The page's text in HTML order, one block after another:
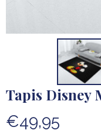
Tapis Disney
€49,95